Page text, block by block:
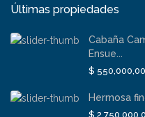
Últimas propiedades
Cabaña
Ensue...
$
Hermosa
$